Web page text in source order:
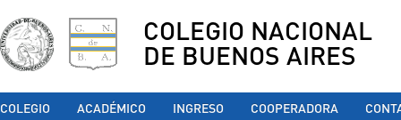
COLEGIO NACIONAL
DE BUENOS AIRES
COLEGIO ACADÉMICO INGRESO COOPERADORA